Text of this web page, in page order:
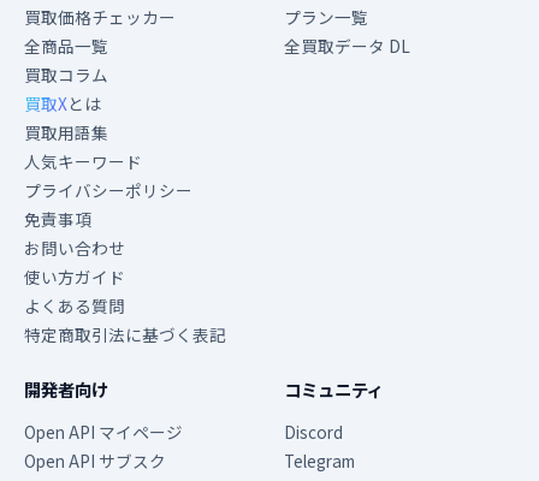
買取価格チェッカー
全商品一覧
買取コラム
買取Xとは
買取用語集
人気キーワード
プライバシーポリシー
免責事項
お問い合わせ
使い方ガイド
よくある質問
特定商取引法に基づく表記
プラン一覧
全買取データ DL
開発者向け
Open API マイページ
Open API サブスク
コミュニティ
Discord
Telegram